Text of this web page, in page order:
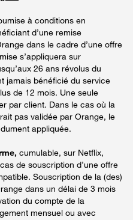
à conditions en
d’une remise
dans le cadre d’une offre
s’appliquera sur
26 ans révolus du
jamais bénéficié du service
de 12 mois. Une seule
par client. Dans le cas où la
pas validée par Orange, le
appliquée.
cumulable, sur Netflix,
de souscription d’une offre
Souscription de la (des)
dans un délai de 3 mois
du compte de la
mensuel ou avec